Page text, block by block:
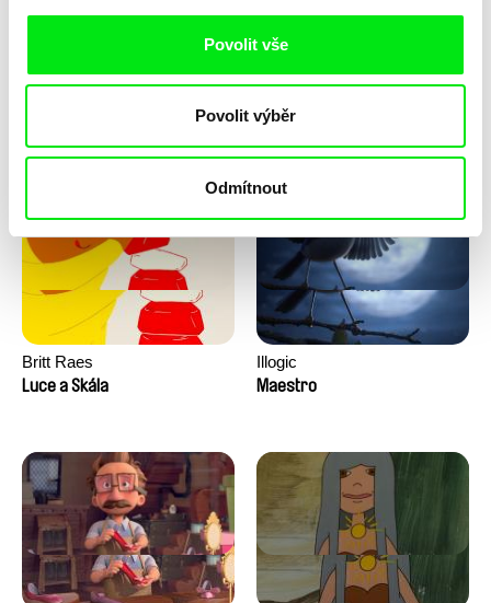
Povolit vše
Povolit výběr
Odmítnout
Lístek
Britt Raes
Luce a Skála
Illogic
Maestro